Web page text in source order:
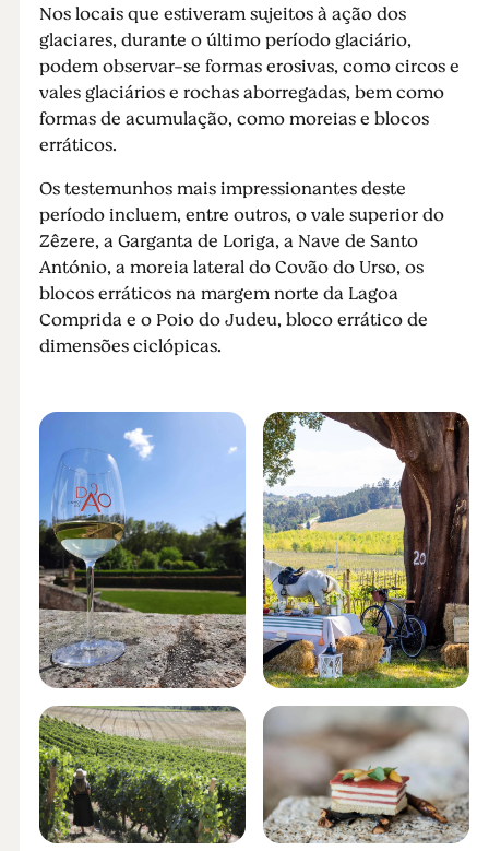
Nos locais que estiveram sujeitos à ação dos
glaciares, durante o último período glaciário,
podem observar-se formas erosivas, como circos e
vales glaciários e rochas aborregadas, bem como
formas de acumulação, como moreias e blocos
erráticos.
Os testemunhos mais impressionantes deste
período incluem, entre outros, o vale superior do
Zêzere, a Garganta de Loriga, a Nave de Santo
António, a moreia lateral do Covão do Urso, os
blocos erráticos na margem norte da Lagoa
Comprida e o Poio do Judeu, bloco errático de
dimensões ciclópicas.